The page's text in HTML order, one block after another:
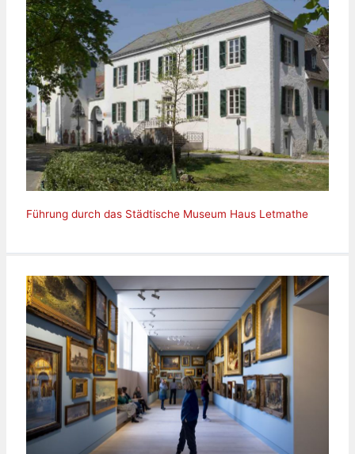
Führung durch das Städtische Museum Haus Letmathe